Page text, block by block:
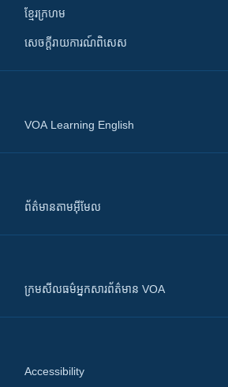
ខ្មែរក្រហម
សេចក្តីរាយការណ៍ពិសេស
VOA Learning English
ព័ត៌មាន​តាម​អ៊ីមែល
ក្រម​​​សីលធម៌​​​អ្នក​​​សារព័ត៌មាន VOA
Accessibility